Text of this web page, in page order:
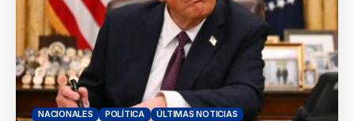
NACIONALES POLÍTICA ÚLTIMAS NOTICIAS